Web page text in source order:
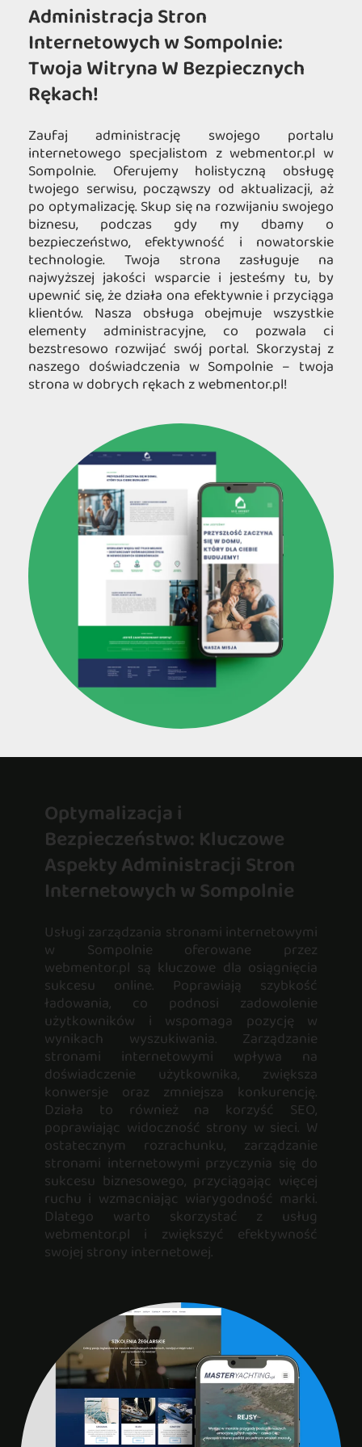
Administracja Stron
Internetowych w Sompolnie:
Twoja Witryna W Bezpiecznych
Rękach!
Zaufaj administrację swojego portalu
internetowego specjalistom z webmentor.pl w
Sompolnie. Oferujemy holistyczną obsługę
twojego serwisu, począwszy od aktualizacji, aż
po optymalizację. Skup się na rozwijaniu swojego
biznesu, podczas gdy my dbamy o
bezpieczeństwo, efektywność i nowatorskie
technologie. Twoja strona zasługuje na
najwyższej jakości wsparcie i jesteśmy tu, by
upewnić się, że działa ona efektywnie i przyciąga
klientów. Nasza obsługa obejmuje wszystkie
elementy administracyjne, co pozwala ci
bezstresowo rozwijać swój portal. Skorzystaj z
naszego doświadczenia w Sompolnie – twoja
strona w dobrych rękach z webmentor.pl!
Optymalizacja i
Bezpieczeństwo: Kluczowe
Aspekty Administracji Stron
Internetowych w Sompolnie
Usługi zarządzania stronami internetowymi
w Sompolnie oferowane przez
webmentor.pl są kluczowe dla osiągnięcia
sukcesu online. Poprawiają szybkość
ładowania, co podnosi zadowolenie
użytkowników i wspomaga pozycję w
wynikach wyszukiwania. Zarządzanie
stronami internetowymi wpływa na
doświadczenie użytkownika, zwiększa
konwersje oraz zmniejsza konkurencję.
Działa to również na korzyść SEO,
poprawiając widoczność strony w sieci. W
ostatecznym rozrachunku, zarządzanie
stronami internetowymi przyczynia się do
sukcesu biznesowego, przyciągając więcej
ruchu i wzmacniając wiarygodność marki.
Dlatego warto skorzystać z usług
webmentor.pl i zwiększyć efektywność
swojej strony internetowej.